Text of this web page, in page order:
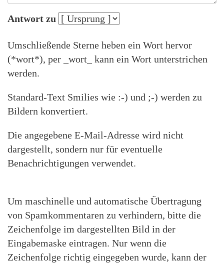
Antwort zu
Umschließende Sterne heben ein Wort hervor
(*wort*), per _wort_ kann ein Wort unterstrichen
werden.
Standard-Text Smilies wie :-) und ;-) werden zu
Bildern konvertiert.
Die angegebene E-Mail-Adresse wird nicht
dargestellt, sondern nur für eventuelle
Benachrichtigungen verwendet.
Um maschinelle und automatische Übertragung
von Spamkommentaren zu verhindern, bitte die
Zeichenfolge im dargestellten Bild in der
Eingabemaske eintragen. Nur wenn die
Zeichenfolge richtig eingegeben wurde, kann der